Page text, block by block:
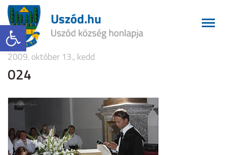
Eszköztár megnyitása
2009. október 13., kedd
024